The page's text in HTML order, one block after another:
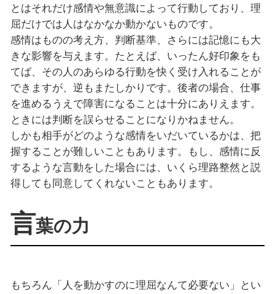
とはそれだけ感情や無意識によって行動しており、理
屈だけでは人はなかなか動かないものです。
感情はものの考え方、判断基準、さらには記憶にも大
きな影響を与えます。たとえば、いったん好印象をも
てば、その人のあらゆる行動を快く受け入れることが
できますが、逆もまたしかりです。後者の場合、仕事
を進めるうえで障害になることは十分にありえます。
ときには判断を誤らせることになりかねません。
しかも相手がどのような感情をいだいているかは、把
握することが難しいこともあります。もし、感情に反
するような言動をした場合には、いくら理路整然と説
得しても同意してくれないこともあります。
言葉の力
もちろん「人を動かすのに理屈なんて必要ない」とい